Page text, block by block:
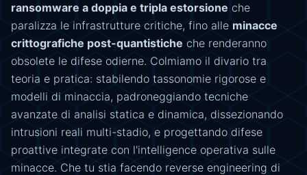
ransomware a doppia e tripla estorsione che
paralizza le infrastrutture critiche, fino alle minacce
crittografiche post-quantistiche che renderanno
obsolete le difese odierne. Colmiamo il divario tra
teoria e pratica: stabilendo tassonomie rigorose e
modelli di minaccia, padroneggiando tecniche
avanzate di analisi statica e dinamica, dissezionando
intrusioni reali multi-stadio, e progettando difese
proattive integrate con l'intelligence operativa sulle
minacce. Che tu stia facendo reverse engineering di